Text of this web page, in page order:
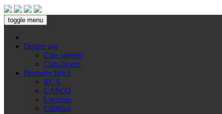
toggle menu
Despre noi
Cine suntem
Cum facem
Persoane fizice
RCA
CASCO
Locuinţe
Călătorii